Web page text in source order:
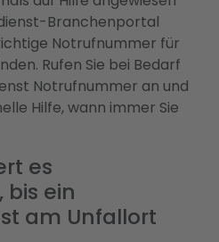
Branchenportal
Notrufnummer für
Rufen Sie bei Bedarf
Notrufnummer an und
Hilfe, wann immer Sie
es
bis ein
am Unfallort